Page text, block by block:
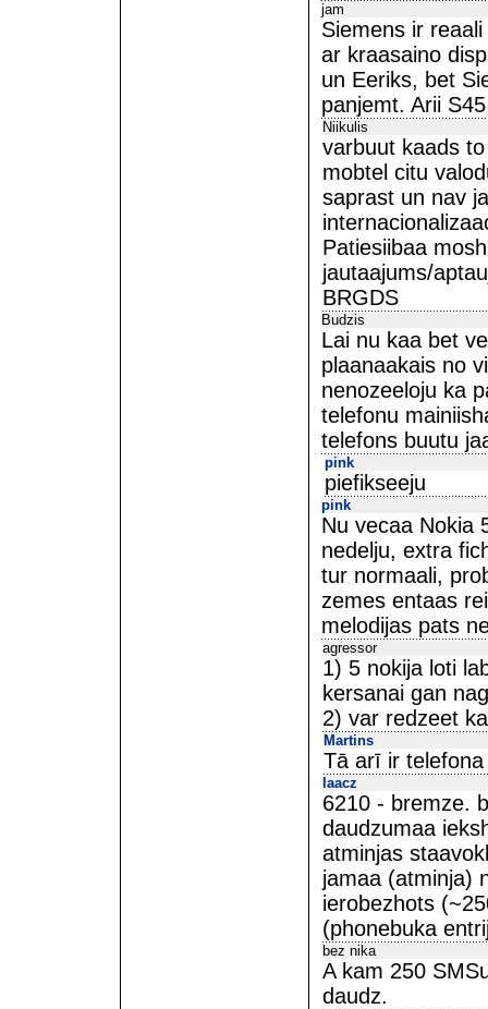
jam
Siemens ir
ar kraasaino
un Eeriks, bet
panjemt. Arii
Niikulis
varbuut kaads
mobtel citu
saprast un nav
Patiesiibaa
jautaajums/
BRGDS
Budzis
Lai nu kaa bet
plaanaakais no
nenozeeloju ka
telefonu
telefons buutu
pink
piefikseeju
pink
Nu vecaa Nokia
nedelju, extra
tur normaali,
zemes entaas
melodijas pats
agressor
1) 5 nokija loti
kersanai gan
2) var redzeet
Martins
Tā arī ir
laacz
6210 - bremze.
daudzumaa
atminjas
jamaa (atminja)
ierobezhots
(phonebuka
bez nika
A kam 250
daudz.